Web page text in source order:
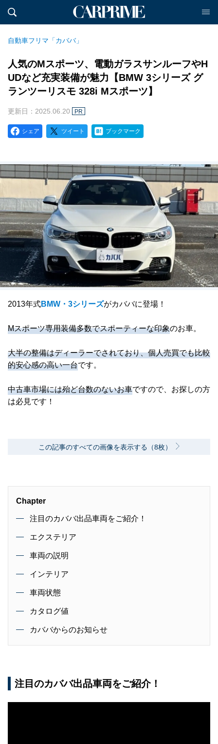
自動車フリマ「カババ」
人気のMスポーツ、電動ガラスサンルーフやH
UDなど充実装備が魅力【BMW 3シリーズ グ
ランツーリスモ 328i Mスポーツ】
更新日：2025.06.20 PR
シェア ツイート ブックマーク
2013年式BMW・3シリーズがカババに登場！
Mスポーツ専用装備多数でスポーティーな印象のお車。
大半の整備はディーラーでされており、個人売買でも比較
的安心感の高い一台です。
中古車市場には殆ど台数のないお車ですので、お探しの方
は必見です！
この記事のすべての画像を表示する（8枚）
Chapter
注目のカババ出品車両をご紹介！
エクステリア
車両の説明
インテリア
車両状態
カタログ値
カババからのお知らせ
注目のカババ出品車両をご紹介！